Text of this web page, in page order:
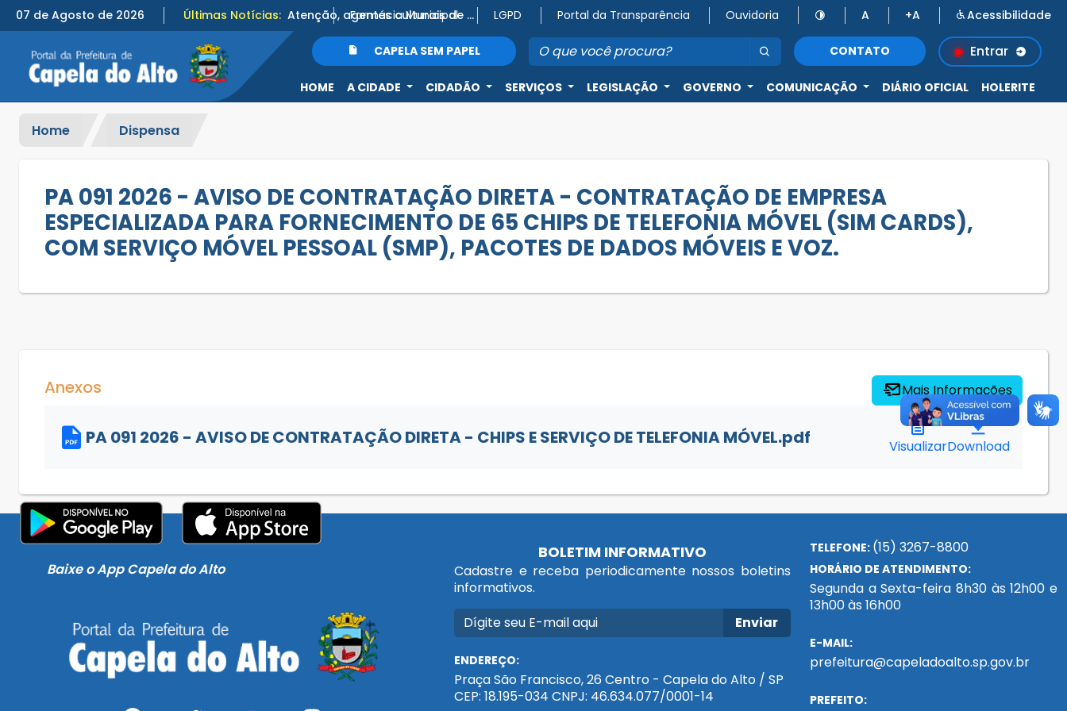
07 de Agosto de 2026 Últimas Notícias: Atenção, agentes culturais de Capela do Alto! 🎭
Farmácia Municipal LGPD Portal da Transparência Ouvidoria A +A Acessibilidade
CAPELA SEM PAPEL CONTATO Entrar
HOME A CIDADE CIDADÃO SERVIÇOS LEGISLAÇÃO GOVERNO COMUNICAÇÃO DIÁRIO OFICIAL HOLERITE
Home Dispensa
PA 091 2026 - AVISO DE CONTRATAÇÃO DIRETA - CONTRATAÇÃO DE EMPRESA
ESPECIALIZADA PARA FORNECIMENTO DE 65 CHIPS DE TELEFONIA MÓVEL (SIM CARDS),
COM SERVIÇO MÓVEL PESSOAL (SMP), PACOTES DE DADOS MÓVEIS E VOZ.
Anexos Mais Informações
PA 091 2026 - AVISO DE CONTRATAÇÃO DIRETA - CHIPS E SERVIÇO DE TELEFONIA MÓVEL.pdf VisualizarDownload
Baixe o App Capela do Alto
BOLETIM INFORMATIVO
Cadastre e receba periodicamente nossos boletins
informativos.
Enviar
ENDEREÇO:
Praça São Francisco, 26 Centro - Capela do Alto / SP
CEP: 18.195-034 CNPJ: 46.634.077/0001-14
TELEFONE: (15) 3267-8800
HORÁRIO DE ATENDIMENTO:
Segunda a Sexta-feira 8h30 às 12h00 e
13h00 às 16h00
E-MAIL:
prefeitura@capeladoalto.sp.gov.br
PREFEITO: